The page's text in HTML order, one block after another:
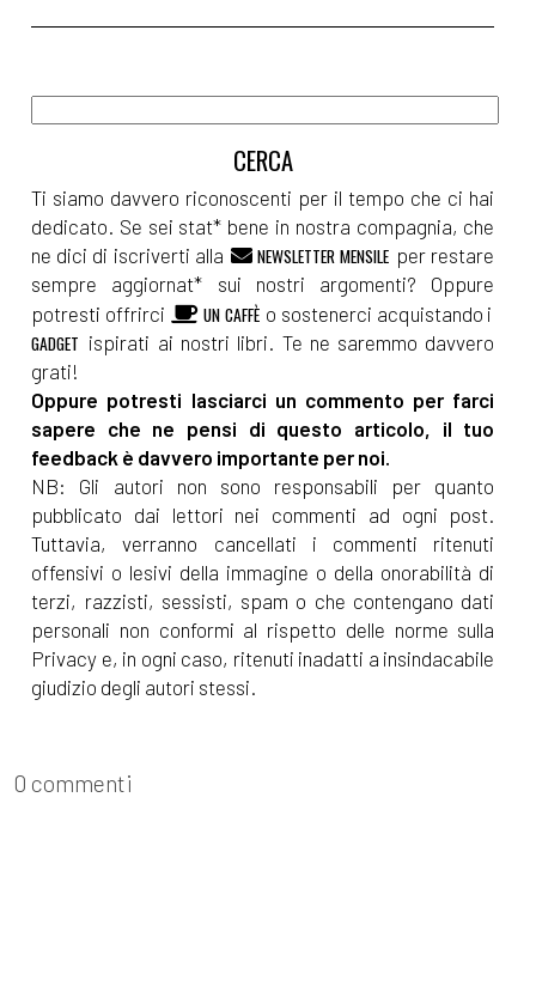
Ti siamo davvero riconoscenti per il tempo che ci hai
dedicato. Se sei stat* bene in nostra compagnia, che
ne dici di iscriverti alla
NEWSLETTER MENSILE per restare
sempre aggiornat* sui nostri argomenti? Oppure
potresti offrirci
UN CAFFÈ o sostenerci acquistando i
GADGET ispirati ai nostri libri. Te ne saremmo davvero
grati!
Oppure potresti lasciarci un commento per farci
sapere che ne pensi di questo articolo, il tuo
feedback è davvero importante per noi.
NB: Gli autori non sono responsabili per quanto
pubblicato dai lettori nei commenti ad ogni post.
Tuttavia, verranno cancellati i commenti ritenuti
offensivi o lesivi della immagine o della onorabilità di
terzi, razzisti, sessisti, spam o che contengano dati
personali non conformi al rispetto delle norme sulla
Privacy e, in ogni caso, ritenuti inadatti a insindacabile
giudizio degli autori stessi.
0 commenti